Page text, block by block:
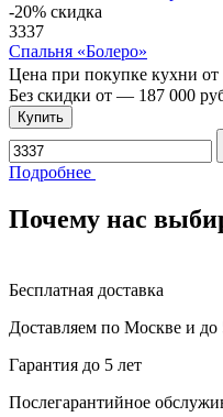
-20% скидка
3337
Спальня «Болеро»
Цена при покупке кухни от
Без скидки от — 187 000
Купить
Подробнее
Почему нас
Бесплатная доставка
Доставляем по Москве и
Гарантия до 5 лет
Послегарантийное